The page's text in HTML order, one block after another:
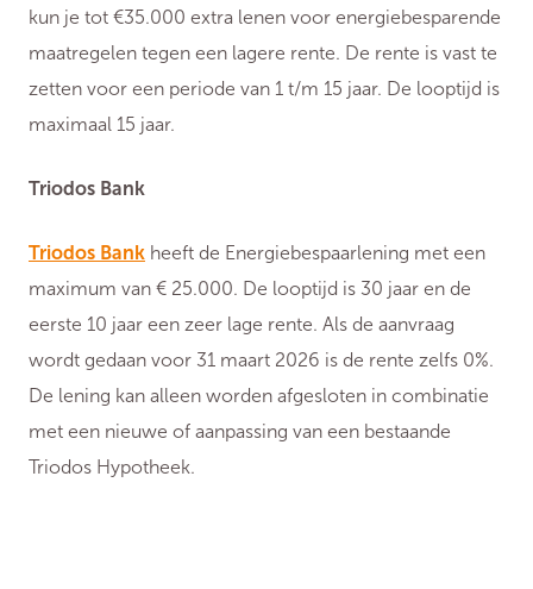
kun je tot €35.000 extra lenen voor energiebesparende
maatregelen tegen een lagere rente. De rente is vast te
zetten voor een periode van 1 t/m 15 jaar. De looptijd is
maximaal 15 jaar.
Triodos Bank
Triodos Bank heeft de Energiebespaarlening met een
maximum van € 25.000. De looptijd is 30 jaar en de
eerste 10 jaar een zeer lage rente. Als de aanvraag
wordt gedaan voor 31 maart 2026 is de rente zelfs 0%.
De lening kan alleen worden afgesloten in combinatie
met een nieuwe of aanpassing van een bestaande
Triodos Hypotheek.